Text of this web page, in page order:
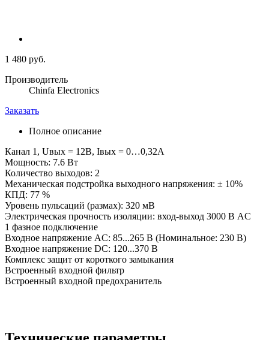
1 480 руб.
Производитель
Chinfa Electronics
Заказать
Полное описание
Канал 1, Uвых = 12В, Iвых = 0…0,32А
Мощность: 7.6 Вт
Количество выходов: 2
Механическая подстройка выходного напряжения: ± 10%
КПД: 77 %
Уровень пульсаций (размах): 320 мВ
Электрическая прочность изоляции: вход-выход 3000 В AC
1 фазное подключение
Входное напряжение AC: 85...265 В (Номинальное: 230 В)
Входное напряжение DC: 120...370 В
Комплекс защит от короткого замыкания
Встроенный входной фильтр
Встроенный входной предохранитель